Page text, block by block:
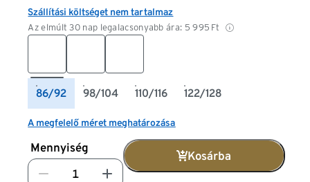
Az elmúlt 30 nap legalacsonyabb ára: 5 995 Ft
Szállítási költséget nem tartalmaz
86/92 98/104 110/116 122/128
A megfelelő méret meghatározása
Mennyiség
Kosárba